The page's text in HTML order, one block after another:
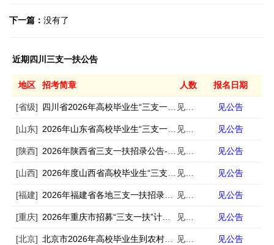
下一篇： 没有了
近期四川三支一扶公告
地区 招考简章 人数 报名日期
[省级] 四川省2026年高校毕业生“三支一扶”计划招募公告 见公告 见公告
[山东] 2026年山东省高校毕业生“三支一扶” 计划招募公告（741人） 见公告 见公告
[陕西] 2026年陕西省三支一扶招录公告-汇总 见公告 见公告
[山西] 2026年度山西省高校毕业生“三支一扶”计划选拔680人公告 见公告 见公告
[福建] 2026年福建省各地三支一扶招录公告汇总 见公告 见公告
[重庆] 2026年重庆市招募“三支一扶”计划人员757名公告 见公告 见公告
[北京] 北京市2026年高校毕业生到农村从事支农工作招聘公告 见公告 见公告